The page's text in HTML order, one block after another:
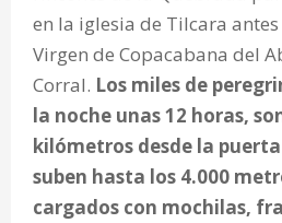
en la iglesia de Tilcara
Virgen de Copacabana del
Corral. Los miles de
la noche unas 12 horas,
kilómetros desde la
suben hasta los 4.000
cargados con mochilas,